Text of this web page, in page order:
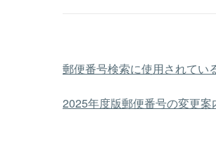
郵便番号検索に使用されてい
2025年度版郵便番号の変更案